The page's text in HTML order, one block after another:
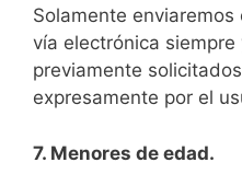
Solamente
vía electrónica
previamente
expresamente por el
7. Menores de edad.